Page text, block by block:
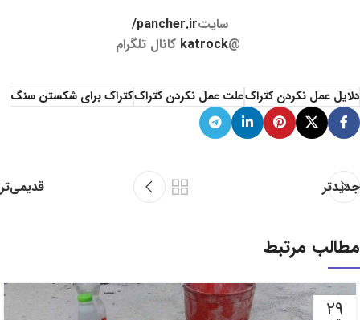
سایتpancher.ir/
@
katrock کانال تلگرام
دلایل عمل نکردن کتراکعلت عمل نکردن کتراککتراک برای شکستن سنگ
جدیدتر قدیمی‌تر
مطالب مرتبط
29